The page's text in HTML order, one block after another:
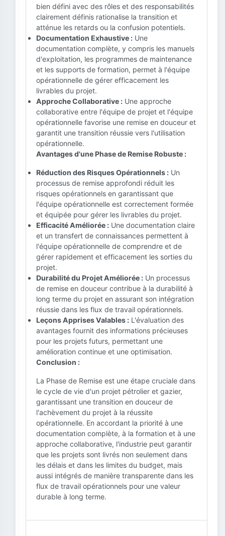
bien défini avec des rôles et des responsabilités
clairement définis rationalise la transition et
atténue les retards ou la confusion potentiels.
Documentation Exhaustive : Une
documentation complète, y compris les manuels
d'exploitation, les programmes de maintenance
et les supports de formation, permet à l'équipe
opérationnelle de gérer efficacement les
livrables du projet.
Approche Collaborative : Une approche
collaborative entre l'équipe de projet et l'équipe
opérationnelle favorise une remise en douceur et
garantit une transition réussie vers l'utilisation
opérationnelle.
Avantages d'une Phase de Remise Robuste :
Réduction des Risques Opérationnels : Un
processus de remise approfondi réduit les
risques opérationnels en garantissant que
l'équipe opérationnelle est correctement formée
et équipée pour gérer les livrables du projet.
Efficacité Améliorée : Une documentation claire
et un transfert de connaissances permettent à
l'équipe opérationnelle de comprendre et de
gérer rapidement et efficacement les sorties du
projet.
Durabilité du Projet Améliorée : Un processus
de remise en douceur contribue à la durabilité à
long terme du projet en assurant son intégration
réussie dans les flux de travail opérationnels.
Leçons Apprises Valables : L'évaluation des
avantages fournit des informations précieuses
pour les projets futurs, permettant une
amélioration continue et une optimisation.
Conclusion :
La Phase de Remise est une étape cruciale dans
le cycle de vie d'un projet pétrolier et gazier,
garantissant une transition en douceur de
l'achèvement du projet à la réussite
opérationnelle. En accordant la priorité à une
documentation complète, à la formation et à une
approche collaborative, l'industrie peut garantir
que les projets sont livrés non seulement dans
les délais et dans les limites du budget, mais
aussi intégrés de manière transparente dans les
flux de travail opérationnels pour une valeur
durable à long terme.